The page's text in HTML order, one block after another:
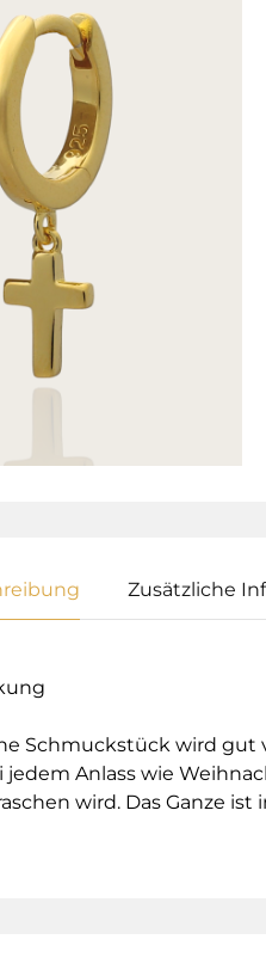
Zusätzliche
Schmuckstück wird
jedem Anlass wie
wird. Das Ganze